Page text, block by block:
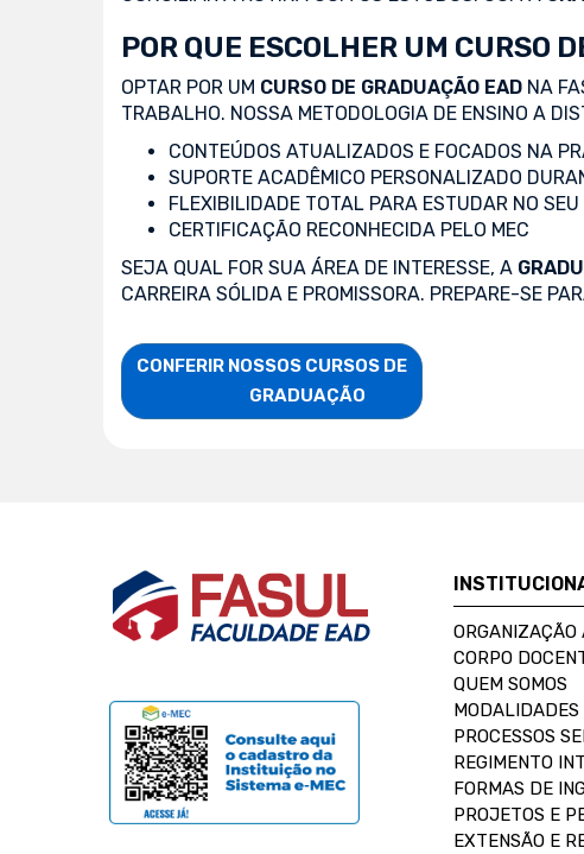
POR QUE ESCOLHER UM CURSO
OPTAR POR UM CURSO DE GRADUAÇÃO EAD NA
TRABALHO. NOSSA METODOLOGIA DE ENSINO A
CONTEÚDOS ATUALIZADOS E FOCADOS NA
SUPORTE ACADÊMICO PERSONALIZADO
FLEXIBILIDADE TOTAL PARA ESTUDAR NO SEU
CERTIFICAÇÃO RECONHECIDA PELO MEC
SEJA QUAL FOR SUA ÁREA DE INTERESSE, A
CARREIRA SÓLIDA E PROMISSORA. PREPARE-SE
CONFERIR NOSSOS CURSOS DE
                    GRADUAÇÃO
CORPO
QUEM SOMOS
MODALIDADES
PROCESSOS
REGIMENTO
FORMAS DE
PROJETOS E
EXTENSÃO E